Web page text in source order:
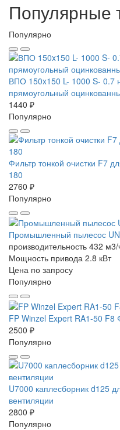
Популярные
Популярно
ВПО 150x150 L- 1000 S- 0.7
прямоугольный
1440 ₽
Популярно
Фильтр тонкой очистки F7
180
2760 ₽
Популярно
Промышленный пылесос
производительность 432 м3/
Мощность привода 2.8 кВт
Цена по запросу
Популярно
FP Winzel Expert RA1-50 F8
2500 ₽
Популярно
U7000 каплесборник d125
вентиляции
2800 ₽
Популярно